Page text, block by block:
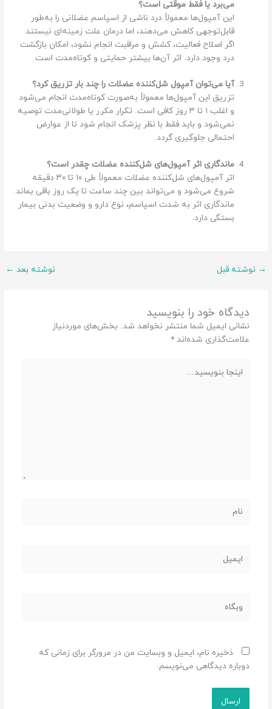
می‌برد یا فقط موقتی است؟
این آمپول‌ها معمولاً درد ناشی از اسپاسم عضلانی را به‌طور
قابل‌توجهی کاهش می‌دهند، اما درمان علت زمینه‌ای نیستند.
اگر اصلاح فعالیت، کشش و مراقبت انجام نشود، امکان بازگشت
درد وجود دارد. اثر آن‌ها بیشتر حمایتی و کوتاه‌مدت است.
آیا می‌توان آمپول شل‌کننده عضلات را چند بار تزریق کرد؟
تزریق این آمپول‌ها معمولاً به‌صورت کوتاه‌مدت انجام می‌شود
و اغلب ۱ تا ۳ روز کافی است. تکرار مکرر یا طولانی‌مدت توصیه
نمی‌شود و باید فقط با نظر پزشک انجام شود تا از عوارض
احتمالی جلوگیری گردد.
ماندگاری اثر آمپول‌های شل‌کننده عضلات چقدر است؟
اثر آمپول‌های شل‌کننده عضلات معمولاً طی ۱۰ تا ۳۰ دقیقه
شروع می‌شود و می‌تواند بین چند ساعت تا یک روز باقی بماند.
ماندگاری اثر به شدت اسپاسم، نوع دارو و وضعیت بدنی بیمار
بستگی دارد.
→ نوشته قبل نوشته بعد ←
دیدگاه‌ خود را بنویسید
نشانی ایمیل شما منتشر نخواهد شد. بخش‌های موردنیاز
علامت‌گذاری شده‌اند *
بنویسید…
ذخیره نام، ایمیل و وبسایت من در مرورگر برای زمانی که
دوباره دیدگاهی می‌نویسم.